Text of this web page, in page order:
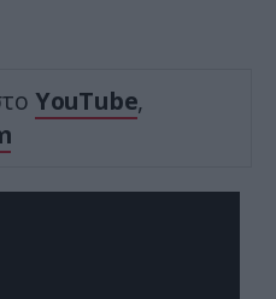
YouTube,